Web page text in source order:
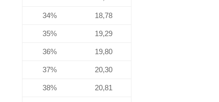
34% 18,78
35% 19,29
36% 19,80
37% 20,30
38% 20,81